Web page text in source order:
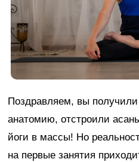
Поздравляем, вы
анатомию, отстроили
йоги в массы! Но
на первые занятия